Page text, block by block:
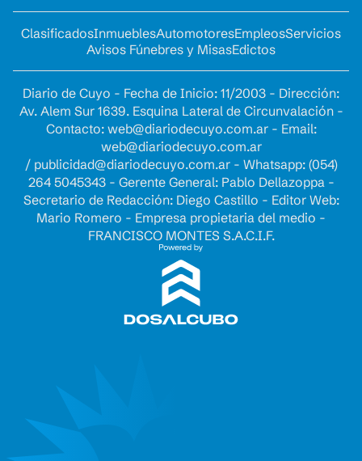
ClasificadosInmueblesAutomotoresEmpleosServicios
Avisos Fúnebres y MisasEdictos
Diario de Cuyo - Fecha de Inicio: 11/2003 - Dirección:
Av. Alem Sur 1639. Esquina Lateral de Circunvalación -
Contacto: web@diariodecuyo.com.ar- Email:
web@diariodecuyo.com.ar
/ publicidad@diariodecuyo.com.ar- Whatsapp: (054)
264 5045343 - Gerente General: Pablo Dellazoppa -
Secretario de Redacción: Diego Castillo - Editor Web:
Mario Romero - Empresa propietaria del medio -
FRANCISCO MONTES S.A.C.I.F.